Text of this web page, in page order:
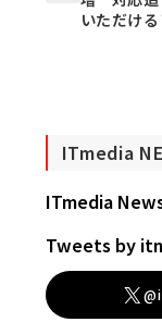
いただける
ITmedia
ITmedia
Tweets by